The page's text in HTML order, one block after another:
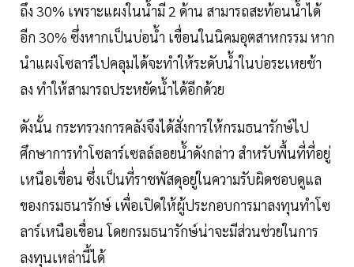
ถึง 30% เพราะแผงในน้ำมี 2 ด้าน สามารถสะท้อนน้ำได้
อีก 30% ซึ่งหากเป็นบ่อน้ำ เขื่อนในนิคมอุตสาหกรรม หาก
นำแผงโซลาร์ไปคลุมได้จะทำให้ระดับน้ำในบ่อระเหยช้า
ลง ทำให้สามารถประหยัดน้ำได้อีกด้วย
ดังนั้น กระทรวงการคลังจึงได้สั่งการให้กรมธนารักษ์ไป
ศึกษาการทำโซลาร์เซลล์ลอยน้ำดังกล่าว สำหรับพื้นที่ที่อยู่
เหนือเขื่อน ซึ่งเป็นที่ราชพัสดุอยู่ในความรับผิดชอบดูแล
ของกรมธนารักษ์ เพื่อเปิดให้ผู้ประกอบการมาลงทุนทำโซ
ลาร์เหนือเขื่อน โดยกรมธนารักษ์น่าจะมีส่วนช่วยในการ
ลงทุนเหล่านี้ได้